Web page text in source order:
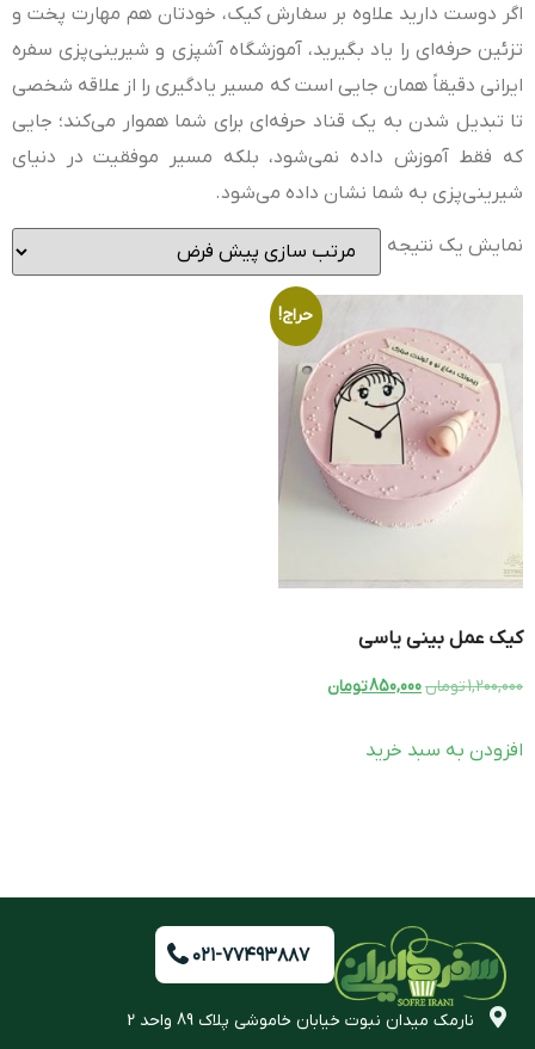
اگر دوست دارید علاوه بر سفارش کیک، خودتان هم مهارت پخت و
تزئین حرفه‌ای را یاد بگیرید، آموزشگاه آشپزی و شیرینی‌پزی سفره
ایرانی دقیقاً همان جایی است که مسیر یادگیری را از علاقه شخصی
تا تبدیل شدن به یک قناد حرفه‌ای برای شما هموار می‌کند؛ جایی
که فقط آموزش داده نمی‌شود، بلکه مسیر موفقیت در دنیای
شیرینی‌پزی به شما نشان داده می‌شود.
نمایش یک نتیجه
حراج!
کیک عمل بینی یاسی
1,200,000تومان850,000تومان
افزودن به سبد خرید
۰۲۱-۷۷۴۹۳۸۸۷
نارمک میدان نبوت خیابان خاموشی پلاک 89 واحد 2